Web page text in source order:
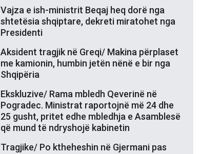
Vajza e ish-ministrit Beqaj heq dorë nga
shtetësia shqiptare, dekreti miratohet nga
Presidenti
Aksident tragjik në Greqi/ Makina përplaset
me kamionin, humbin jetën nënë e bir nga
Shqipëria
Ekskluzive/ Rama mbledh Qeverinë në
Pogradec. Ministrat raportojnë më 24 dhe
25 gusht, pritet edhe mbledhja e Asamblesë
që mund të ndryshojë kabinetin
Tragjike/ Po ktheheshin në Gjermani pas